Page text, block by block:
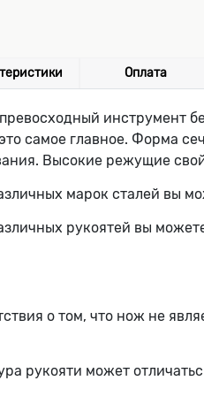
Оплата
превосходный инструмент
самое главное. Форма
Высокие режущие
марок сталей вы
рукоятей вы
о том, что нож не
рукояти может